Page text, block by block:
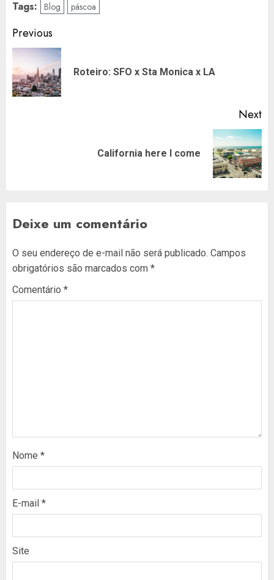
Tags: Blog páscoa
Post
navigation
Previous
Roteiro: SFO x Sta Monica x LA
Next
California here I come
Deixe um comentário
O seu endereço de e-mail não será publicado. Campos
obrigatórios são marcados com *
Comentário *
Nome *
E-mail *
Site